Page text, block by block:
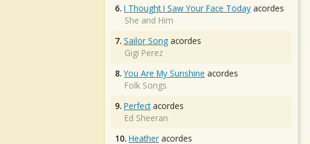
6. I Thought I Saw Your Face Today acordes
She and Him
7. Sailor Song acordes
Gigi Perez
8. You Are My Sunshine acordes
Folk Songs
9. Perfectacordes
Ed Sheeran
10. Heather acordes